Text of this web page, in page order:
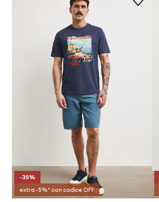
-35%
extra -5%* con codice OFF